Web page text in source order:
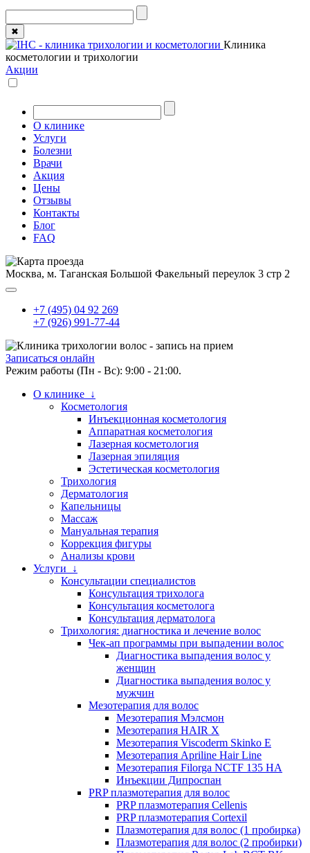
✖
Клиника
косметологии и трихологии
Акции
О клинике
Услуги
Болезни
Врачи
Акция
Цены
Отзывы
Контакты
Блог
FAQ
Москва, м. Таганская Большой Факельный переулок 3 стр 2
+7 (495) 04 92 269
+7 (926) 991-77-44
Записаться онлайн
Режим работы (Пн - Вс): 9:00 - 21:00.
О клинике ↓
Косметология
Инъекционная косметология
Аппаратная косметология
Лазерная косметология
Лазерная эпиляция
Эстетическая косметология
Трихология
Дерматология
Капельницы
Массаж
Мануальная терапия
Коррекция фигуры
Анализы крови
Услуги ↓
Консультации специалистов
Консультация трихолога
Консультация косметолога
Консультация дерматолога
Трихология: диагностика и лечение волос
Чек-ап программы при выпадении волос
Диагностика выпадения волос у
женщин
Диагностика выпадения волос у
мужчин
Мезотерапия для волос
Мезотерапия Мэлсмон
Мезотерапия HAIR X
Мезотерапия Viscoderm Skinko E
Мезотерапия Apriline Hair Line
Мезотерапия Filorga NCTF 135 HA
Инъекции Дипроспан
PRP плазмотерапия для волос
PRP плазмотерапия Cellenis
PRP плазмотерапия Cortexil
Плазмотерапия для волос (1 пробирка)
Плазмотерапия для волос (2 пробирки)